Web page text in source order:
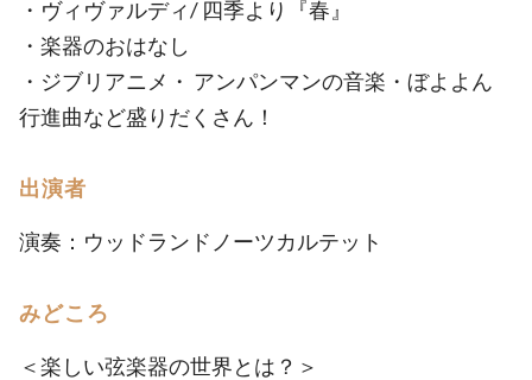
・ヴィヴァルディ/ 四季より『春』
・楽器のおはなし
・ジブリアニメ・ アンパンマンの音楽・ぼよよん
行進曲など盛りだくさん！
出演者
演奏：ウッドランドノーツカルテット
みどころ
＜楽しい弦楽器の世界とは？＞